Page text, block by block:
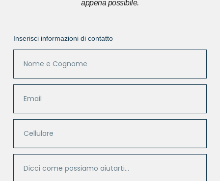
appena possibile.
Inserisci informazioni di contatto